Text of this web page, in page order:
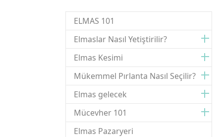
ELMAS 101
Elmaslar Nasıl Yetiştirilir?
Elmas Kesimi
Mükemmel Pırlanta Nasıl Seçilir?
Elmas gelecek
Mücevher 101
Elmas Pazaryeri